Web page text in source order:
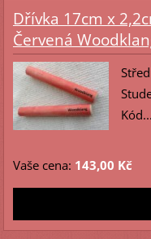
Dřívka 17cm x
Červená
Kód...
Vaše cena: 143,00 Kč